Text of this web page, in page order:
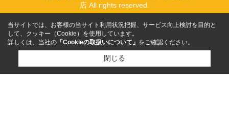
店 All rights reserved.
当サイトでは、お客様の当サイト利用状況把握、サービス向上検討を目的と
して、クッキー（Cookie）を使用しています。
詳しくは、当社の 「Cookieの取扱いについて」 をご確認ください。
閉じる